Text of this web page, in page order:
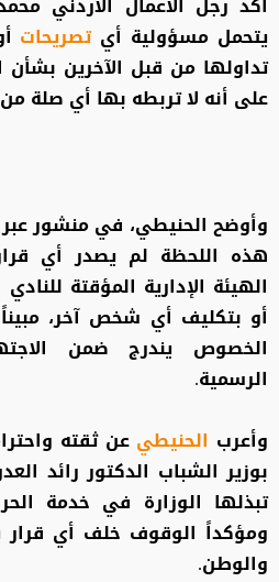
يتحمل مسؤولية أي تصريحات
تداولها من قبل الآخرين
على أنه لا تربطه بها أي صلة
وأوضح الحنيطي، في منشور
هذه اللحظة لم يصدر أي
الهيئة الإدارية المؤقتة
أو بتكليف أي شخص آخر،
الخصوص يندرج ضمن
الرسمية.
وأعرب الحنيطيعن ثقته
بوزير الشباب الدكتور رائد
تبذلها الوزارة في خدمة
ومؤكداً الوقوف خلف أي
والوطن.